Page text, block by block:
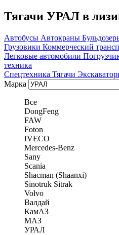
Тягачи УРАЛ в
Автобусы Автокраны
Грузовики Коммерческий
Легковые автомобили
техника
Спецтехника Тягачи
Марка
Все
DongFeng
FAW
Foton
IVECO
Mercedes-Benz
Sany
Scania
Shacman (Shaanxi)
Sinotruk Sitrak
Volvo
Валдай
КамАЗ
МАЗ
УРАЛ